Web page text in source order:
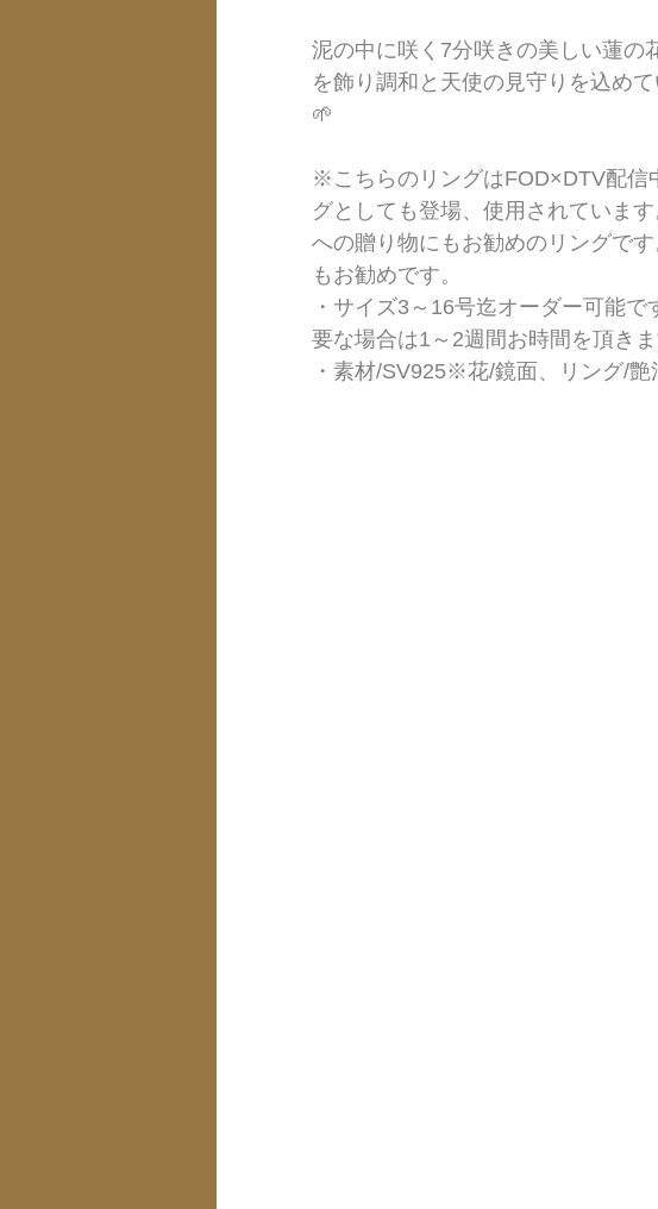
泥の中に咲く7分咲きの美しい蓮の
を飾り調和と天使の見守りを込め
🌱
※こちらのリングはFOD×DTV配信
グとしても登場、使用されていま
への贈り物にもお勧めのリングで
もお勧めです。
・サイズ3～16号迄オーダー可能
要な場合は1～2週間お時間を頂きま
・素材/SV925※花/鏡面、リング/